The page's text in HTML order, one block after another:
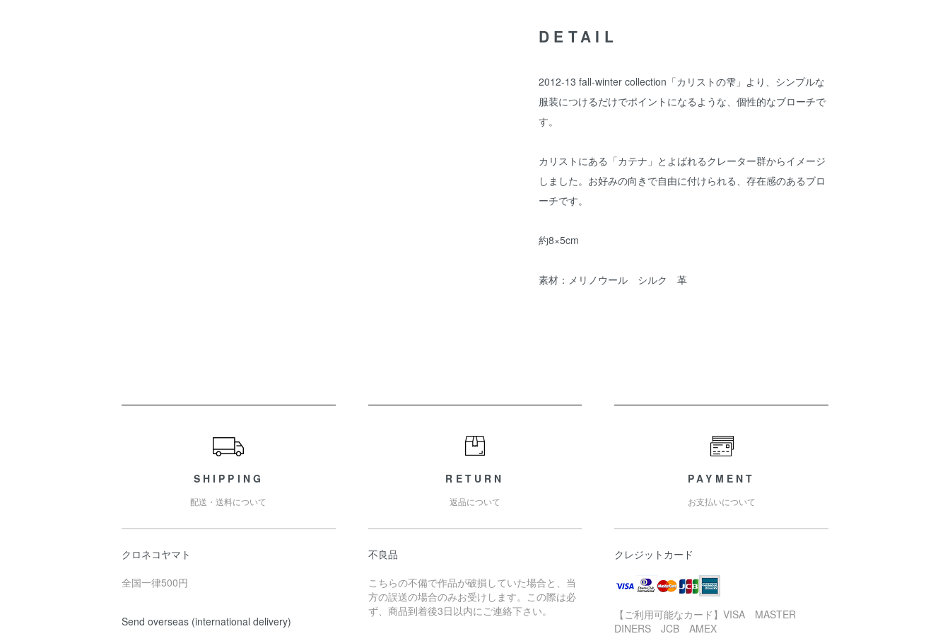
DETAIL
2012-13 fall-winter collection「カリストの雫」より、シンプルな
服装につけるだけでポイントになるような、個性的なブローチで
す。
カリストにある「カテナ」とよばれるクレーター群からイメージ
しました。お好みの向きで自由に付けられる、存在感のあるブロ
ーチです。
約8×5cm
素材：メリノウール シルク 革
SHIPPING
配送・送料について
クロネコヤマト
全国一律500円
Send overseas (international delivery)
RETURN
返品について
不良品
こちらの不備で作品が破損していた場合と、当
方の誤送の場合のみお受けします。この際は必
ず、商品到着後3日以内にご連絡下さい。
PAYMENT
お支払いについて
クレジットカード
【ご利用可能なカード】VISA MASTER
DINERS JCB AMEX